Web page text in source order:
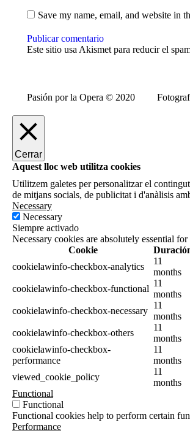
Save my name, email, and website in
Publicar comentario
Este sitio usa Akismet para reducir el
Pasión por la Opera © 2020
Cerrar
Aquest lloc web utilitza cookies
Utilitzem galetes per personalitzar el
de mitjans socials, de publicitat i d'anàlisis
Necessary
Necessary
Siempre activado
Necessary cookies are absolutely essential
Cookie
cookielawinfo-checkbox-analytics
11
months
cookielawinfo-checkbox-functional
11
months
cookielawinfo-checkbox-necessary
11
months
cookielawinfo-checkbox-others
11
months
cookielawinfo-checkbox-
performance
11
months
viewed_cookie_policy
11
months
Functional
Functional
Functional cookies help to perform certain
Performance